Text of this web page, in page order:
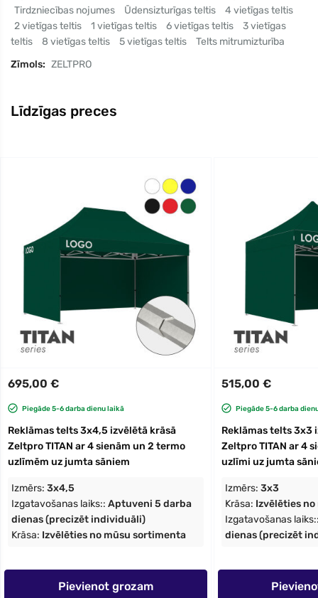
Tirdzniecības nojumes
Ūdensizturīgas teltis
4 vietīgas teltis
2 vietīgas teltis
1 vietīgas teltis 6 vietīgas teltis
3 vietīgas
teltis
8 vietīgas teltis 5 vietīgas teltis
Telts mitrumizturība
Zīmols: ZELTPRO
Līdzīgas preces
695,00 €
Piegāde 5-6 darba dienu laikā
Reklāmas telts 3x4,5 izvēlētā krāsā
Zeltpro TITAN ar 4 sienām un 2 termo
uzlīmēm uz jumta sāniem
Izmērs: 3x4,5
Izgatavošanas laiks:: Aptuveni 5 darba
dienas (precizēt individuāli)
Krāsa: Izvēlēties no mūsu sortimenta
Pievienot grozam
515,00 €
Piegāde 5-6 darba
Reklāmas telts 3x3
Zeltpro TITAN ar 4
uzlīmi uz jumta
Izmērs: 3x3
Krāsa: Izvēlēties
Izgatavošanas
dienas (precizēt